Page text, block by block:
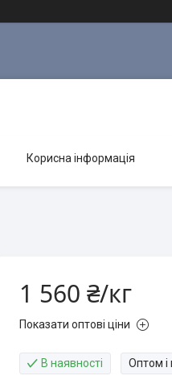
Корисна інформація
1 560 ₴/кг
Показати оптові ціни
В наявності Оптом і